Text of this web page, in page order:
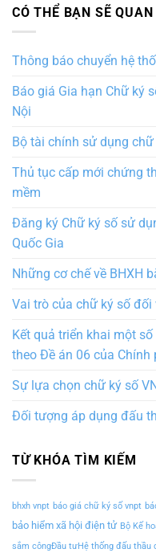
CÓ THỂ BẠN SẼ
Thông báo chuyển hệ
Báo giá Gia hạn Chữ ký
Nội
Bộ tài chính sử dụng
Thủ tục cấp mới chứng
mềm
Đăng ký Chữ ký số sử
Quốc Gia
Những cơ chế về BHXH
Vai trò của chữ ký số
Kết quả triển khai một
theo Đề án 06 của Chính
Sự lựa chọn chữ ký số
Đối tượng áp dụng đấu
TỪ KHÓA TÌM KIẾM
bhxh vnpt báo giá chữ ký số vnpt
bảo hiểm xã hội điện tử Bộ Kế
sắm côngĐầu tưHệ thống đấu thầu